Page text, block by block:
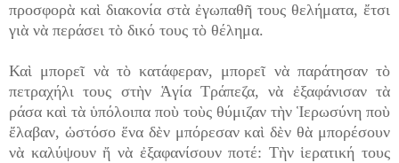
προσφορὰ καὶ διακονία στὰ ἐγωπαθῆ τους θελήματα, ἔτσι
γιὰ νὰ περάσει τὸ δικό τους τὸ θέλημα.
Καὶ μπορεῖ νὰ τὸ κατάφεραν, μπορεῖ νὰ παράτησαν τὸ
πετραχήλι τους στὴν Ἁγία Τράπεζα, νὰ ἐξαφάνισαν τὰ
ράσα καὶ τὰ ὑπόλοιπα ποὺ τοὺς θύμιζαν τὴν Ἱερωσύνη ποὺ
ἔλαβαν, ὡστόσο ἕνα δὲν μπόρεσαν καὶ δὲν θὰ μπορέσουν
νὰ καλύψουν ἤ νὰ ἐξαφανίσουν ποτέ: Τὴν ἱερατική τους